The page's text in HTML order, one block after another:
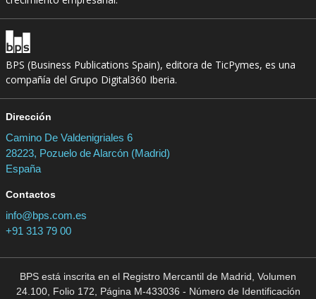
BPS (Business Publications Spain), editora de TicPymes, es una
compañía del Grupo Digital360 Iberia.
Dirección
Camino De Valdenigriales 6
28223, Pozuelo de Alarcón (Madrid)
España
Contactos
info@bps.com.es
+91 313 79 00
BPS está inscrita en el Registro Mercantil de Madrid, Volumen
24.100, Folio 172, Página M-433036 - Número de Identificación